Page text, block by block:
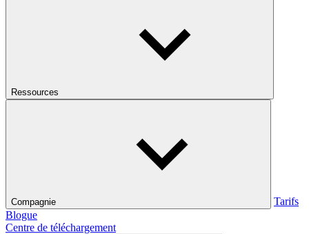
Ressources
Compagnie
Tarifs
Blogue
Centre de téléchargement